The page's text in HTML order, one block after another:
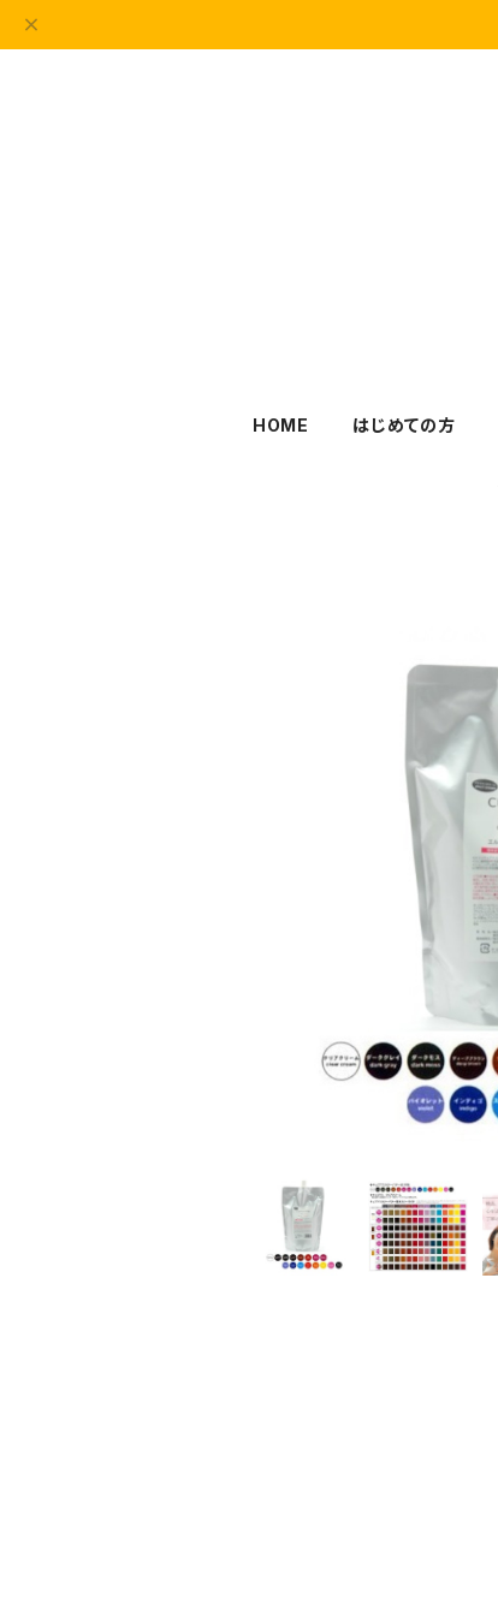
HOME はじめての方